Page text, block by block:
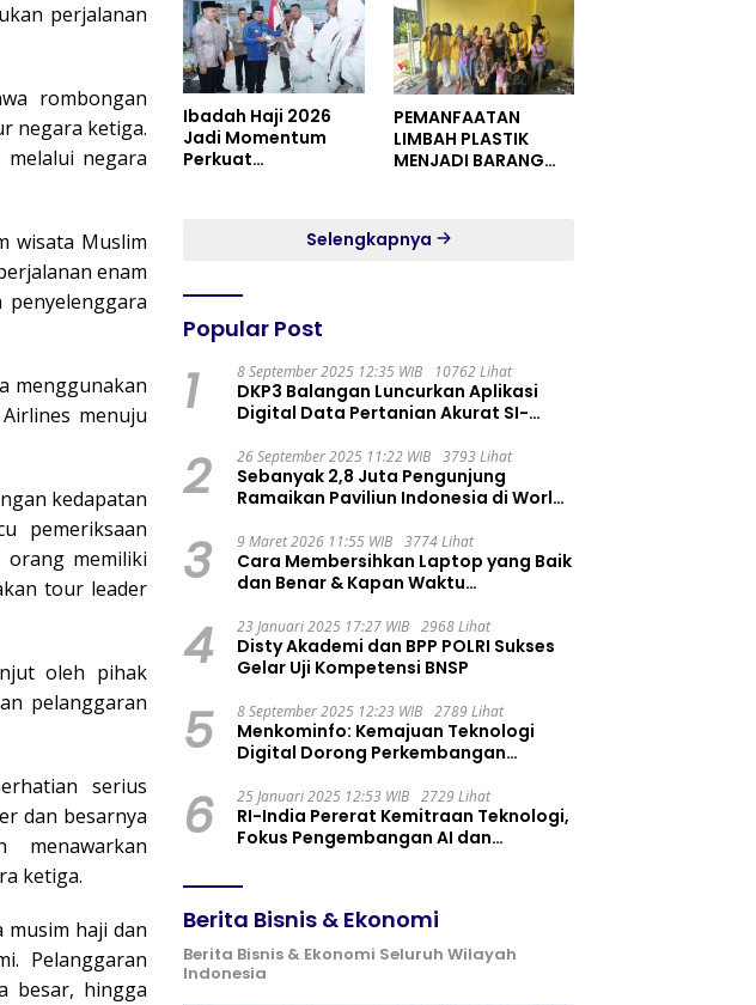
perjalanan
rombongan
negara ketiga.
negara
wisata Muslim
enam
menggunakan
menuju
kedapatan
pemeriksaan
orang memiliki
tour leader
oleh pihak
pelanggaran
serius
dan besarnya
ketiga.
musim haji dan
Pelanggaran
besar, hingga
Ibadah Haji 2026
Jadi Momentum
Perkuat
PEMANFAATAN
LIMBAH PLASTIK
MENJADI BARANG
RESIDENCE
Selengkapnya
Popular Post
1 8 September 2025 12:35 WIB 10762 Lihat
DKP3 Balangan Luncurkan Aplikasi
Digital Data Pertanian Akurat SI-
2 26 September 2025 11:22 WIB 3793 Lihat
Sebanyak 2,8 Juta Pengunjung
Ramaikan Paviliun Indonesia di World
3 9 Maret 2026 11:55 WIB 3774 Lihat
Cara Membersihkan Laptop yang Baik
dan Benar & Kapan Waktu
4 23 Januari 2025 17:27 WIB 2968 Lihat
Disty Akademi dan BPP POLRI Sukses
Gelar Uji Kompetensi BNSP
5 8 September 2025 12:23 WIB 2789 Lihat
Menkominfo: Kemajuan Teknologi
Digital Dorong Perkembangan
6 25 Januari 2025 12:53 WIB 2729 Lihat
RI-India Pererat Kemitraan Teknologi,
Fokus Pengembangan AI dan
Berita Bisnis & Ekonomi
Berita Bisnis & Ekonomi Seluruh Wilayah
Indonesia